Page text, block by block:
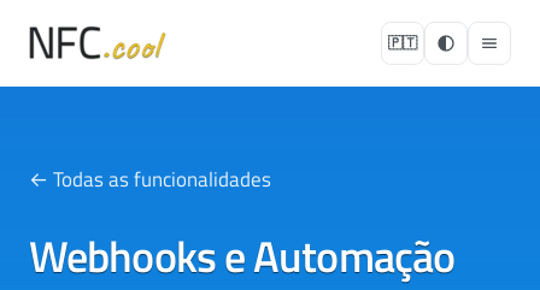
🇵🇹
← Todas as funcionalidades
Webhooks e Automação